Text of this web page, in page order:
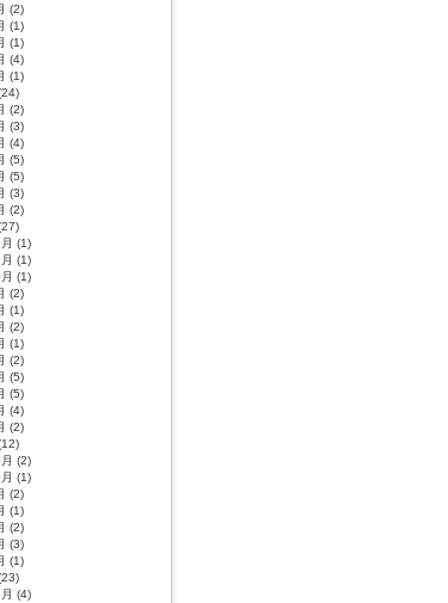
(2)
(1)
(1)
(4)
(1)
(2)
(3)
(4)
(5)
(5)
(3)
(2)
(1)
(1)
(1)
(2)
(1)
(2)
(1)
(2)
(5)
(5)
(4)
(2)
(2)
(1)
(2)
(1)
(2)
(3)
(1)
(4)